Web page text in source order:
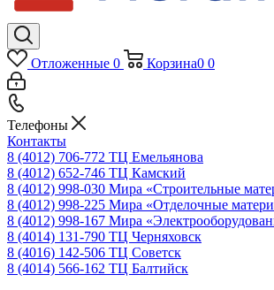
Отложенные 0 Корзина0 0
Телефоны
Контакты
8 (4012) 706-772 ТЦ Емельянова
8 (4012) 652-746 ТЦ Камский
8 (4012) 998-030 Мира «Строительные
8 (4012) 998-225 Мира «Отделочные
8 (4012) 998-167 Мира
8 (4014) 131-790 ТЦ Черняховск
8 (4016) 142-506 ТЦ Советск
8 (4014) 566-162 ТЦ Балтийск